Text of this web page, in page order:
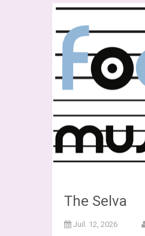
The Selva
Juil. 12, 2026